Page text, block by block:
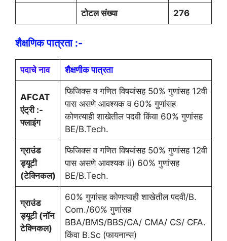
टोटल संख्या 276
शैक्षणिक पात्रता :-
पदाचे नाव शैक्षणीक पात्रता
AFCAT
एंट्री :-
फ्लाइंग
फिजिक्स व गणित विषयांसह 50% गुणांसह 12वी
पास असणे आवश्यक व 60% गुणांसह
कोणत्याही शाखेतील पदवी किंवा 60% गुणांसह
BE/B.Tech.
ग्राउंड
ड्यूटी
(टेक्निकल)
फिजिक्स व गणित विषयांसह 50% गुणांसह 12वी
पास असणे आवश्यक ii) 60% गुणांसह
BE/B.Tech.
ग्राउंड
ड्यूटी (नॉन
टेक्निकल)
60% गुणांसह कोणत्याही शाखेतील पदवी/B.
Com./60% गुणांसह
BBA/BMS/BBS/CA/ CMA/ CS/ CFA.
किंवा B.Sc (फायनान्स)